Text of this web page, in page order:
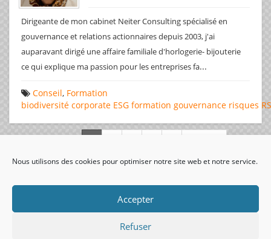
Nous utilisons des cookies pour optimiser notre site web et notre service.
Accepter
Refuser
Dirigeante de mon cabinet Neiter Consulting spécialisé en
gouvernance et relations actionnaires depuis 2003, j'ai
auparavant dirigé une affaire familiale d'horlogerie- bijouterie
ce qui explique ma passion pour les entreprises fa...
Conseil, Formation
biodiversité corporate ESG formation gouvernance risques
visiteurs uniques: